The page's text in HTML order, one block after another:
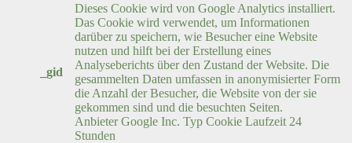
_gid
Dieses Cookie wird von Google Analytics installiert.
Das Cookie wird verwendet, um Informationen
darüber zu speichern, wie Besucher eine Website
nutzen und hilft bei der Erstellung eines
Analyseberichts über den Zustand der Website. Die
gesammelten Daten umfassen in anonymisierter Form
die Anzahl der Besucher, die Website von der sie
gekommen sind und die besuchten Seiten.
Anbieter Google Inc. Typ Cookie Laufzeit 24
Stunden